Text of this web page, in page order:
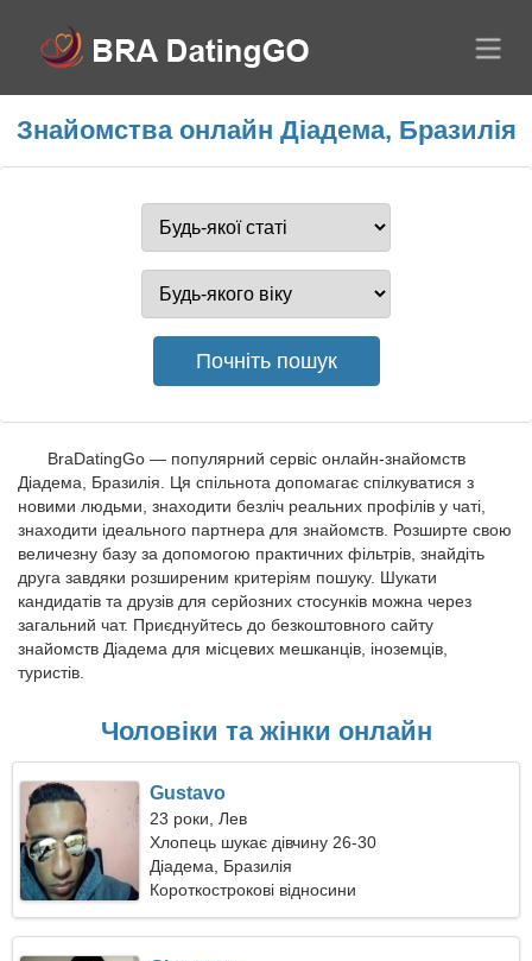
Знайомства онлайн Діадема, Бразилія
BraDatingGo — популярний сервіс онлайн-знайомств
Діадема, Бразилія. Ця спільнота допомагає спілкуватися з
новими людьми, знаходити безліч реальних профілів у чаті,
знаходити ідеального партнера для знайомств. Розширте свою
величезну базу за допомогою практичних фільтрів, знайдіть
друга завдяки розширеним критеріям пошуку. Шукати
кандидатів та друзів для серйозних стосунків можна через
загальний чат. Приєднуйтесь до безкоштовного сайту
знайомств Діадема для місцевих мешканців, іноземців,
туристів.
Чоловіки та жінки онлайн
Gustavo
23 роки, Лев
Хлопець шукає дівчину 26-30
Діадема, Бразилія
Короткострокові відносини